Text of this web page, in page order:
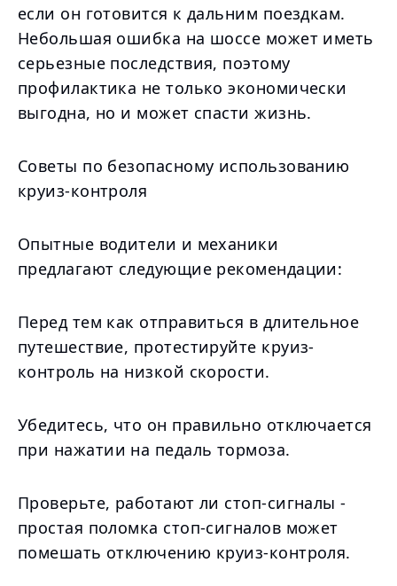
если он готовится к дальним поездкам.
Небольшая ошибка на шоссе может иметь
серьезные последствия, поэтому
профилактика не только экономически
выгодна, но и может спасти жизнь.
Советы по безопасному использованию
круиз-контроля
Опытные водители и механики
предлагают следующие рекомендации:
Перед тем как отправиться в длительное
путешествие, протестируйте круиз-
контроль на низкой скорости.
Убедитесь, что он правильно отключается
при нажатии на педаль тормоза.
Проверьте, работают ли стоп-сигналы -
простая поломка стоп-сигналов может
помешать отключению круиз-контроля.